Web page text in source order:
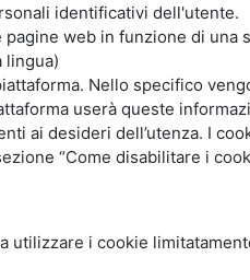
identificativi dell'utente.
web in funzione di
lingua)
Nello specifico
userà queste
ai desideri dell’utenza. I
“Come disabilitare i
i cookie